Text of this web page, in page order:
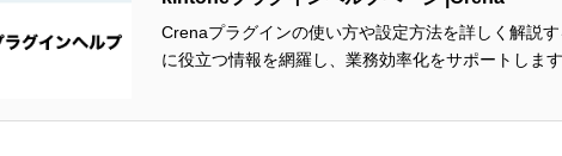
Crenaプラグインの使い方や設定方法を詳しく解説
に役立つ情報を網羅し、業務効率化をサポートします